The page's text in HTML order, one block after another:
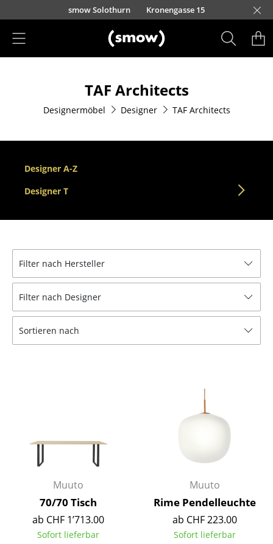
Direkt zum Inhaltsmow Solothurn Kronengasse 15
Esszimmerstühle
Sofas
Sessel
Loungesessel
Barhocker
Bänke & Liegen
Sitzsäcke
Konferenzstühle
Bürosessel
Einzelteile
... alle Sitzmöbel
TAF Architects
Designermöbel Designer TAF Architects
Designer A-Z
Designer T
Filter nach Hersteller
Filter nach Designer
Sortieren nach
Muuto
70/70 Tisch
ab CHF 1’713.00
Sofort lieferbar
Muuto
Rime Pendelleuchte
ab CHF 223.00
Sofort lieferbar